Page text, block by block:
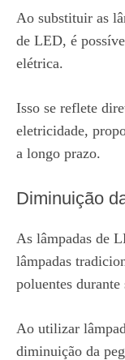
Ao substituir as
de LED, é
elétrica.
Isso se reflete
eletricidade,
a longo prazo.
Diminuição
As lâmpadas de
lâmpadas
poluentes
Ao utilizar
diminuição da